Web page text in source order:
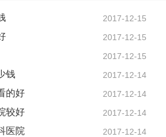
2017-12-15
2017-12-15
2017-12-15
钱 2017-12-14
的好 2017-12-14
较好 2017-12-14
医院 2017-12-14